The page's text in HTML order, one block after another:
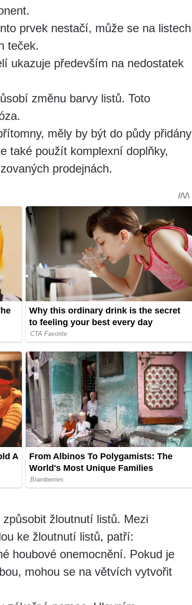
prvek nestačí, může se na listech
teček.
ukazuje především na nedostatek
změnu barvy listů. Toto
měly by být do půdy přidány
také použít komplexní doplňky,
prodejnách.
žloutnutí listů. Mezi
ke žloutnutí listů, patří:
houbové onemocnění. Pokud je
mohou se na větvích vytvořit